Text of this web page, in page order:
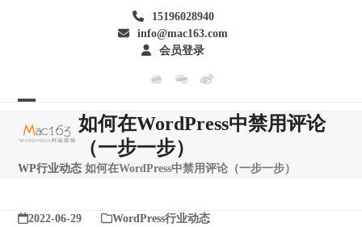
15196028940
info@mac163.com
会员登录
mobile
menu
mobile
menu
如何在WordPress中禁用评论
（一步一步）
WP行业动态 如何在WordPress中禁用评论（一步一步）
2022-06-29 WordPress行业动态